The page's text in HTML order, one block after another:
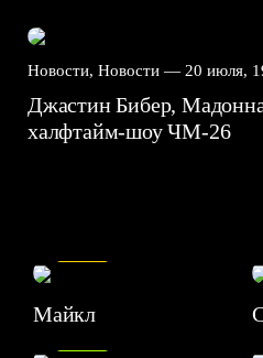
Новости, Новости — 20 июля,
Джастин Бибер,
халфтайм-шоу ЧМ-26
Майкл